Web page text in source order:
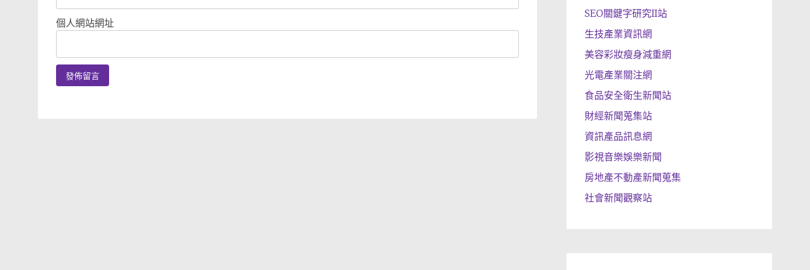
個人網站網址
SEO關鍵字研究II站
生技產業資訊網
美容彩妝瘦身減重網
光電產業關注網
食品安全衛生新聞站
財經新聞蒐集站
資訊產品訊息網
影視音樂娛樂新聞
房地產不動產新聞蒐集
社會新聞觀察站